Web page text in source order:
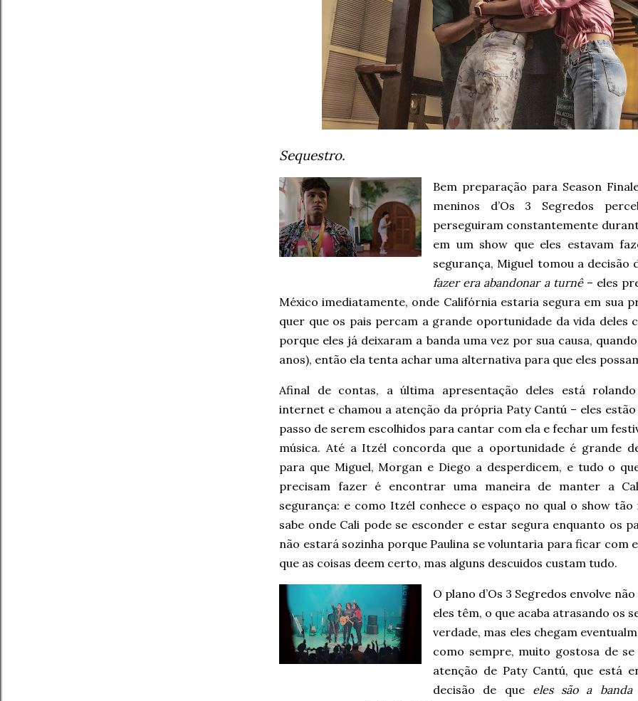
Sequestro.
Bem preparação para Season
meninos d’Os 3 Segredos
perseguiram constantemente
em um show que eles estavam
segurança, Miguel tomou a decisão
fazer era abandonar a turnê– eles
México imediatamente, onde Califórnia estaria segura em sua
quer que os pais percam a grande oportunidade da vida deles
porque eles já deixaram a banda uma vez por sua causa,
anos), então ela tenta achar uma alternativa para que eles
Afinal de contas, a última apresentação deles está
internet e chamou a atenção da própria Paty Cantú – eles
passo de serem escolhidos para cantar com ela e fechar um
música. Até a Itzél concorda que a oportunidade é grande
para que Miguel, Morgan e Diego a desperdicem, e tudo o
precisam fazer é encontrar uma maneira de manter a
segurança: e como Itzél conhece o espaço no qual o show
sabe onde Cali pode se esconder e estar segura enquanto os
não estará sozinha porque Paulina se voluntaria para ficar com
que as coisas deem certo, mas alguns descuidos custam tudo.
O plano d’Os 3 Segredos envolve
eles têm, o que acaba atrasando os
verdade, mas eles chegam
como sempre, muito gostosa de
atenção de Paty Cantú, que está
decisão de que eles são a